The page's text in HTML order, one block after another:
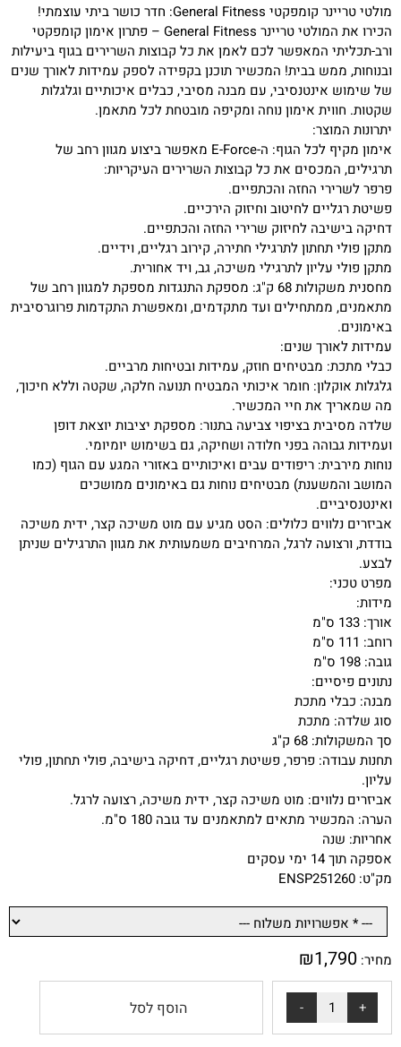
מולטי טריינר קומפקטי General Fitness: חדר כושר ביתי עוצמתי!
הכירו את המולטי טריינר General Fitness – פתרון אימון קומפקטי
ורב-תכליתי המאפשר לכם לאמן את כל קבוצות השרירים בגוף ביעילות
ובנוחות, ממש בבית! המכשיר תוכנן בקפידה לספק עמידות לאורך שנים
של שימוש אינטנסיבי, עם מבנה מסיבי, כבלים איכותיים וגלגלות
שקטות. חווית אימון נוחה ומקיפה מובטחת לכל מתאמן.
יתרונות המוצר:
אימון מקיף לכל הגוף: ה-E-Force מאפשר ביצוע מגוון רחב של
תרגילים, המכסים את כל קבוצות השרירים העיקריות:
פרפר לשרירי החזה והכתפיים.
פשיטת רגליים לחיטוב וחיזוק הירכיים.
דחיקה בישיבה לחיזוק שרירי החזה והכתפיים.
מתקן פולי תחתון לתרגילי חתירה, קירוב רגליים, וידיים.
מתקן פולי עליון לתרגילי משיכה, גב, ויד אחורית.
מחסנית משקולות 68 ק"ג: מספקת התנגדות מספקת למגוון רחב של
מתאמנים, ממתחילים ועד מתקדמים, ומאפשרת התקדמות פרוגרסיבית
באימונים.
עמידות לאורך שנים:
כבלי מתכת: מבטיחים חוזק, עמידות ובטיחות מרביים.
גלגלות אוקלון: חומר איכותי המבטיח תנועה חלקה, שקטה וללא חיכוך,
מה שמאריך את חיי המכשיר.
שלדה מסיבית בציפוי צביעה בתנור: מספקת יציבות יוצאת דופן
ועמידות גבוהה בפני חלודה ושחיקה, גם בשימוש יומיומי.
נוחות מירבית: ריפודים עבים ואיכותיים באזורי המגע עם הגוף (כמו
המושב והמשענת) מבטיחים נוחות גם באימונים ממושכים
ואינטנסיביים.
אביזרים נלווים כלולים: הסט מגיע עם מוט משיכה קצר, ידית משיכה
בודדת, ורצועה לרגל, המרחיבים משמעותית את מגוון התרגילים שניתן
לבצע.
מפרט טכני:
מידות:
אורך: 133 ס"מ
רוחב: 111 ס"מ
גובה: 198 ס"מ
נתונים פיסיים:
מבנה: כבלי מתכת
סוג שלדה: מתכת
סך המשקולות: 68 ק"ג
תחנות עבודה: פרפר, פשיטת רגליים, דחיקה בישיבה, פולי תחתון, פולי
עליון.
אביזרים נלווים: מוט משיכה קצר, ידית משיכה, רצועה לרגל.
הערה: המכשיר מתאים למתאמנים עד גובה 180 ס"מ.
אחריות: שנה
אספקה תוך 14 ימי עסקים
מק"ט: ENSP251260
מחיר: ₪1,790
הוסף לסל